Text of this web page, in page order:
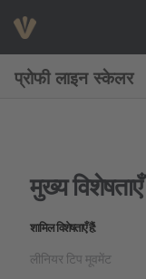
प्रोफी लाइन स्केलर
मुख्य विशेषताएँ
शामिल विशेषताएँ हैं:
लीनियर टिप मूवमेंट